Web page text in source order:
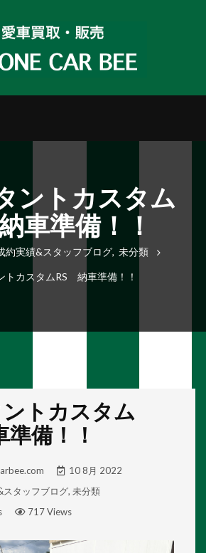
ントカスタム
車準備！！
約実績&スタッフブログ, 未分類
トカスタムRS 納車準備！！
トカスタム
備！！
10 8月 2022
スタッフブログ, 未分類
717 Views